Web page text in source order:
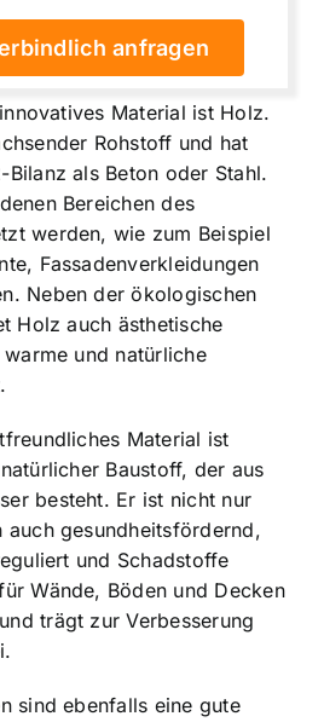
anfragen
Material ist Holz.
Rohstoff und hat
Bilanz als Beton oder Stahl.
Bereichen des
werden, wie zum Beispiel
Fassadenverkleidungen
Neben der ökologischen
Holz auch ästhetische
und natürliche
Material ist
Baustoff, der aus
besteht. Er ist nicht nur
auch gesundheitsfördernd,
und Schadstoffe
Wände, Böden und Decken
trägt zur Verbesserung
sind ebenfalls eine gute